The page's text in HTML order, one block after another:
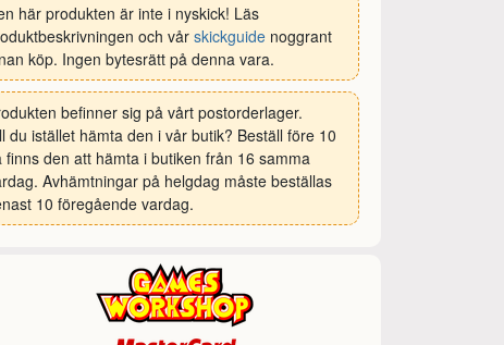
här produkten är inte i nyskick! Läs
och vårskickguide noggrant
köp. Ingen bytesrätt på denna vara.
befinner sig på vårt postorderlager.
du istället hämta den i vår butik? Beställ före 10
finns den att hämta i butiken från 16 samma
Avhämtningar på helgdag måste beställas
10 föregående vardag.